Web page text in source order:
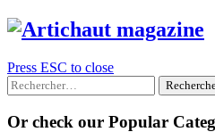
Press ESC to close
Rechercher :
Or check our Popular